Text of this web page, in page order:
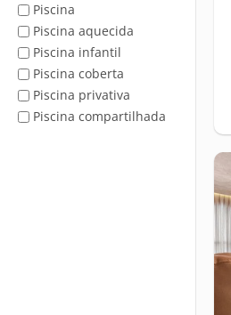
Piscina
Piscina aquecida
Piscina infantil
Piscina coberta
Piscina privativa
Piscina compartilhada